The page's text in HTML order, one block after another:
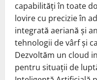
capabilităţi în toate
lovire cu precizie în
integrată aeriană şi
tehnologii de vârf şi
Dezvoltăm un cloud
pentru situaţii de